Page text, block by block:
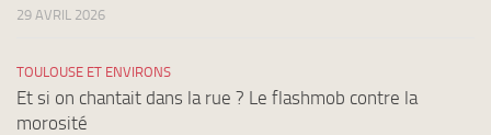
29 AVRIL 2026
TOULOUSE ET ENVIRONS
Et si on chantait dans la rue ? Le flashmob contre la
morosité